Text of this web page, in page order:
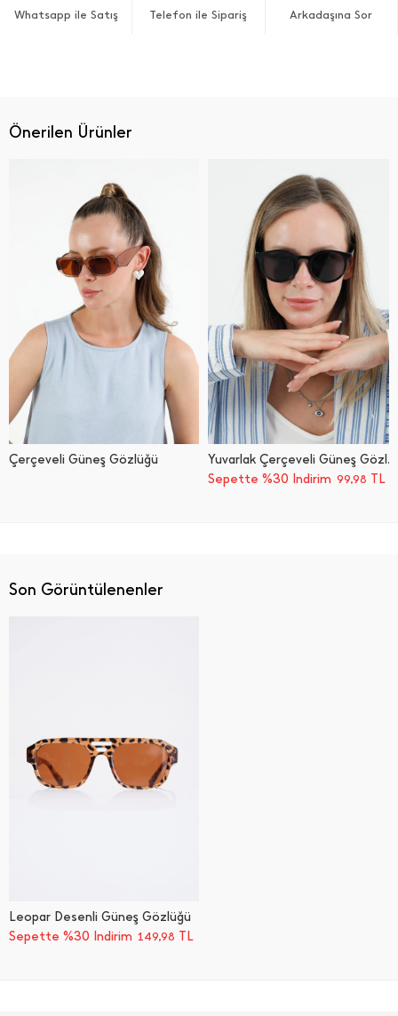
Whatsapp ile Satış Telefon ile Sipariş Arkadaşına Sor
Önerilen Ürünler
Çerçeveli Güneş Gözlüğü
Yuvarlak Çerçeveli Güneş Gözlüğü
Sepette %30 İndirim 99,98 TL
Son Görüntülenenler
Leopar Desenli Güneş Gözlüğü
Sepette %30 İndirim 149,98 TL